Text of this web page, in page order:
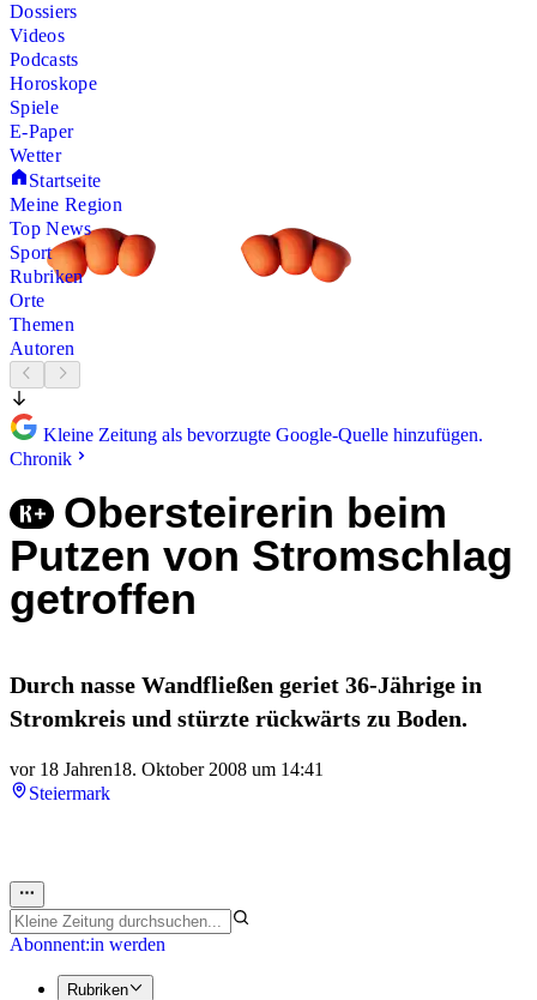
Dossiers
Videos
Podcasts
Horoskope
Spiele
E-Paper
Wetter
Startseite
Meine Region
Top News
Sport
Rubriken
Orte
Themen
Autoren
Kleine Zeitung als bevorzugte Google-Quelle hinzufügen.
Chronik
Obersteirerin beim
Putzen von Stromschlag
getroffen
Durch nasse Wandfließen geriet 36-Jährige in
Stromkreis und stürzte rückwärts zu Boden.
vor 18 Jahren18. Oktober 2008 um 14:41
Steiermark
Abonnent:in werden
Rubriken